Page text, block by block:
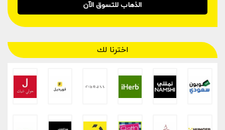
الذهاب للتسوق الآن
اخترنا لك